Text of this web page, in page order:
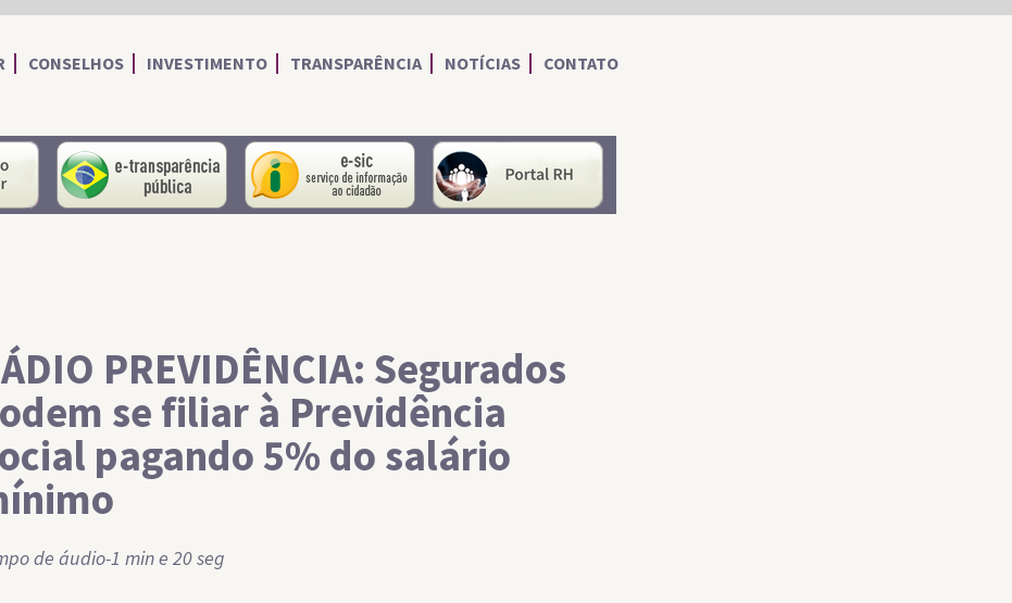
CONSELHOS INVESTIMENTO TRANSPARÊNCIA NOTÍCIAS CONTATO
portal do servidor portal da transparência Serviço de Informações ao Cidadão
PREVIDÊNCIA: Segurados
se filiar à Previdência
pagando 5% do salário
de áudio-1 min e 20 seg